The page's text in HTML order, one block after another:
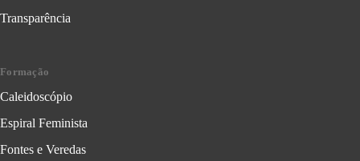
Transparência
Formação
Caleidoscópio
Espiral Feminista
Fontes e Veredas